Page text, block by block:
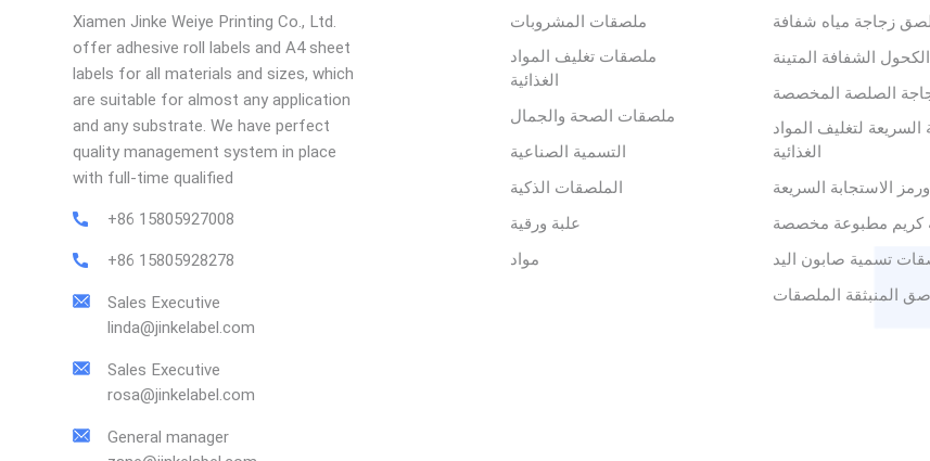
Xiamen Jinke Weiye Printing Co., Ltd.
offer adhesive roll labels and A4 sheet
labels for all materials and sizes, which
are suitable for almost any application
and any substrate. We have perfect
quality management system in place
with full-time qualified
+86 15805927008
+86 15805928278
Sales Executive
linda@jinkelabel.com
Sales Executive
rosa@jinkelabel.com
General manager
ملصقات المشروبات
ملصقات تغليف المواد
الغذائية
ملصقات الصحة والجمال
التسمية الصناعية
الملصقات الذكية
علبة ورقية
مواد
زجاجة مياه شفافة
الشفافة المتينة
الصلصة المخصصة
السريعة لتغليف المواد
الغذائية
الاستجابة السريعة
كريم مطبوعة مخصصة
تسمية صابون اليد
المنبثقة الملصقات